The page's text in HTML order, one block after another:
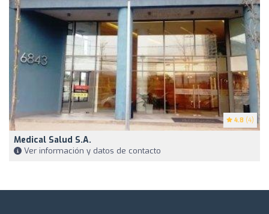
4.8 (4)
Medical Salud S.A.
Ver información y datos de contacto